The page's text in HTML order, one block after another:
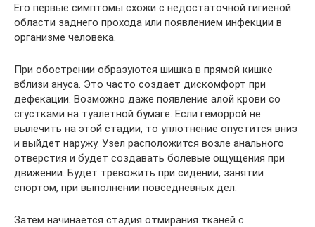
Его первые симптомы схожи с недостаточной гигиеной
области заднего прохода или появлением инфекции в
организме человека.
При обострении образуются шишка в прямой кишке
вблизи ануса. Это часто создает дискомфорт при
дефекации. Возможно даже появление алой крови со
сгустками на туалетной бумаге. Если геморрой не
вылечить на этой стадии, то уплотнение опустится вниз
и выйдет наружу. Узел расположится возле анального
отверстия и будет создавать болевые ощущения при
движении. Будет тревожить при сидении, занятии
спортом, при выполнении повседневных дел.
Затем начинается стадия отмирания тканей с